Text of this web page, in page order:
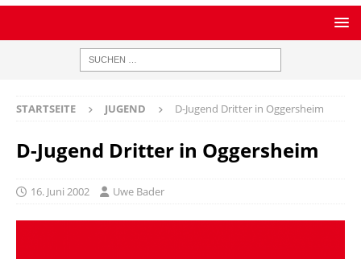
STARTSEITE JUGEND D-Jugend Dritter in Oggersheim
D-Jugend Dritter in Oggersheim
16. Juni 2002 Uwe Bader